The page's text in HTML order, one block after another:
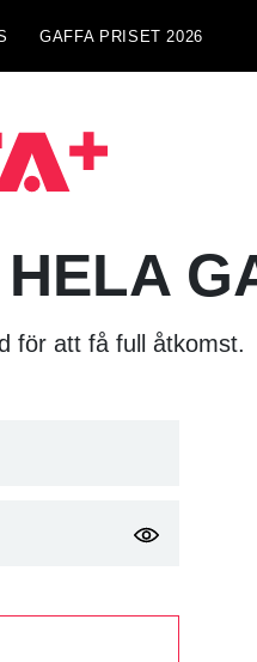
GAFFA PRISET 2026
för att få full åtkomst.